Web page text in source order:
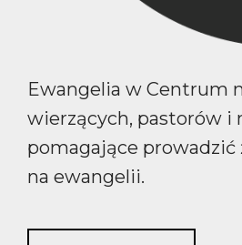
Ewangelia w Centrum
wierzących, pastorów i
pomagające prowadzić
na ewangelii.